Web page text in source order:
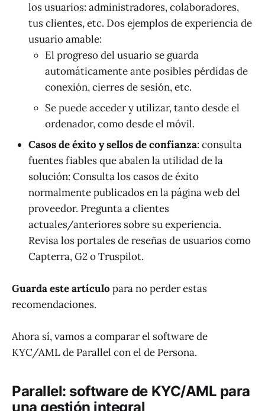
los usuarios: administradores, colaboradores,
tus clientes, etc. Dos ejemplos de experiencia de
usuario amable:
El progreso del usuario se guarda
automáticamente ante posibles pérdidas de
conexión, cierres de sesión, etc.
Se puede acceder y utilizar, tanto desde el
ordenador, como desde el móvil.
Casos de éxito y sellos de confianza: consulta
fuentes fiables que abalen la utilidad de la
solución: Consulta los casos de éxito
normalmente publicados en la página web del
proveedor. Pregunta a clientes
actuales/anteriores sobre su experiencia.
Revisa los portales de reseñas de usuarios como
Capterra, G2 o Truspilot.
Guarda este artículo para no perder estas
recomendaciones.
Ahora sí, vamos a comparar el software de
KYC/AML de Parallel con el de Persona.
Parallel: software de KYC/AML para
una gestión integral